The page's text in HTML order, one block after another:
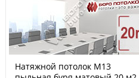
Натяжной потолок M13